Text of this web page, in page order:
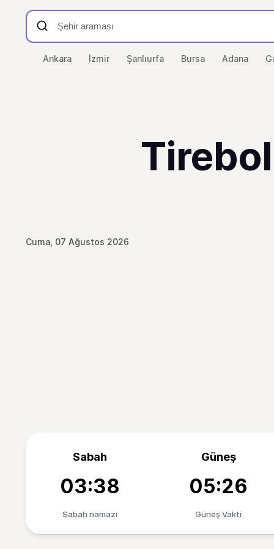
Ankara İzmir Şanlıurfa Bursa Adana
Cuma, 07 Ağustos 2026
Sabah
03:38
Sabah namazı
Güneş
05:26
Güneş Vakti